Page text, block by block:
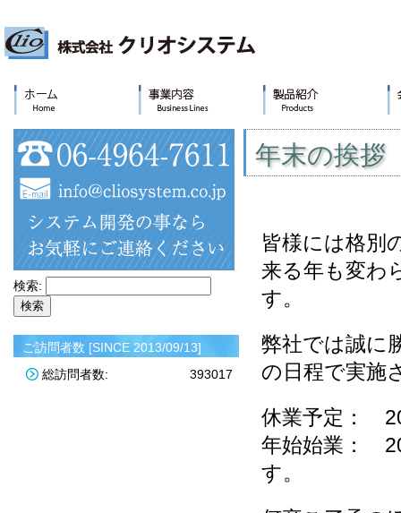
検索:
ご訪問者数 [SINCE 2013/09/13]
393017
総訪問者数:
年末の挨拶
皆様には格別
来る年も変わ
す。
弊社では誠に
の日程で実施
休業予定：
年始始業：
す。